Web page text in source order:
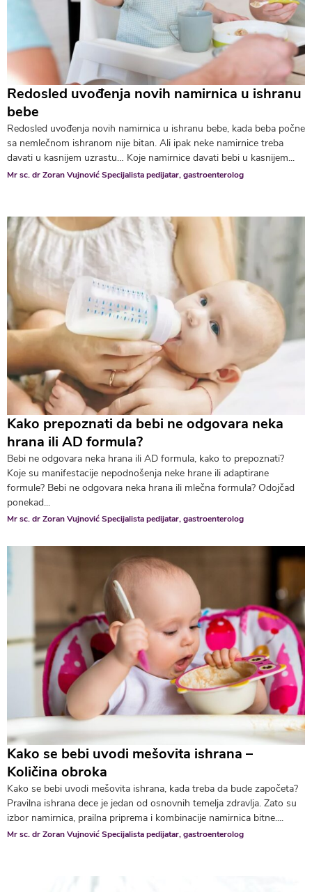
Redosled uvođenja novih namirnica u ishranu
bebe
Redosled uvođenja novih namirnica u ishranu bebe, kada beba počne
sa nemlečnom ishranom nije bitan. Ali ipak neke namirnice treba
davati u kasnijem uzrastu… Koje namirnice davati bebi u kasnijem...
Mr sc. dr Zoran Vujnović Specijalista pedijatar, gastroenterolog
Kako prepoznati da bebi ne odgovara neka
hrana ili AD formula?
Bebi ne odgovara neka hrana ili AD formula, kako to prepoznati?
Koje su manifestacije nepodnošenja neke hrane ili adaptirane
formule? Bebi ne odgovara neka hrana ili mlečna formula? Odojčad
ponekad...
Mr sc. dr Zoran Vujnović Specijalista pedijatar, gastroenterolog
Kako se bebi uvodi mešovita ishrana –
Količina obroka
Kako se bebi uvodi mešovita ishrana, kada treba da bude započeta?
Pravilna ishrana dece je jedan od osnovnih temelja zdravlja. Zato su
izbor namirnica, prailna priprema i kombinacije namirnica bitne....
Mr sc. dr Zoran Vujnović Specijalista pedijatar, gastroenterolog